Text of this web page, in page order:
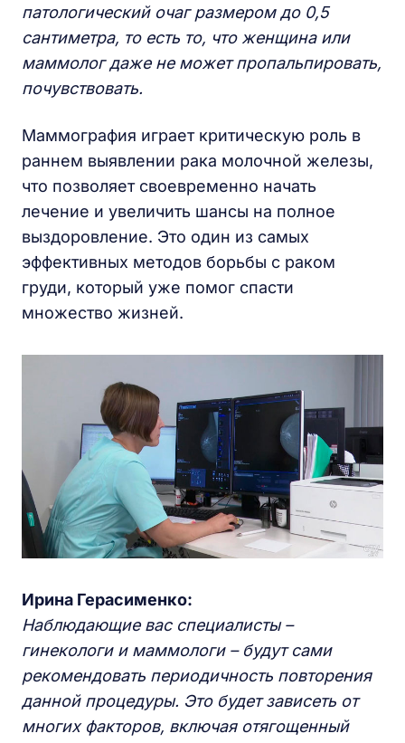
патологический очагразмеромдо 0,5
сантиметра, то есть то, что женщина или
маммологдаже не можетпропальпировать,
почувствовать.
Маммография играет критическую роль в
раннем выявлении рака молочной железы,
что позволяет своевременно начать
лечение и увеличить шансы на полное
выздоровление. Это один из самых
эффективных методов борьбы с раком
груди, который уже помог спасти
множество жизней.
Ирина Герасименко:
Наблюдающие вас специалисты –
гинекологи и маммологи – будут сами
рекомендовать периодичность повторения
данной процедуры. Это будет зависеть от
многих факторов, включая отягощенный